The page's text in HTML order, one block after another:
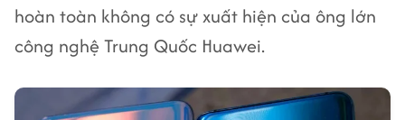
hoàn toàn không có sự xuất hiện của ông lớn
công nghệ Trung Quốc Huawei.